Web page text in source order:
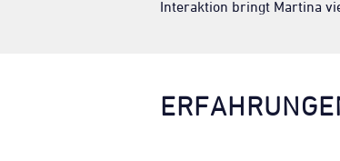
Interaktion bringt Martina